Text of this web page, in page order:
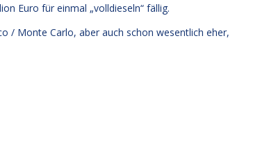
Euro für einmal „volldieseln“ fällig.
/ Monte Carlo, aber auch schon wesentlich eher,